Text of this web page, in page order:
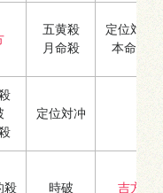
五黄殺
月命殺
定位対冲
本命殺
定位対冲
殺 時破 吉方